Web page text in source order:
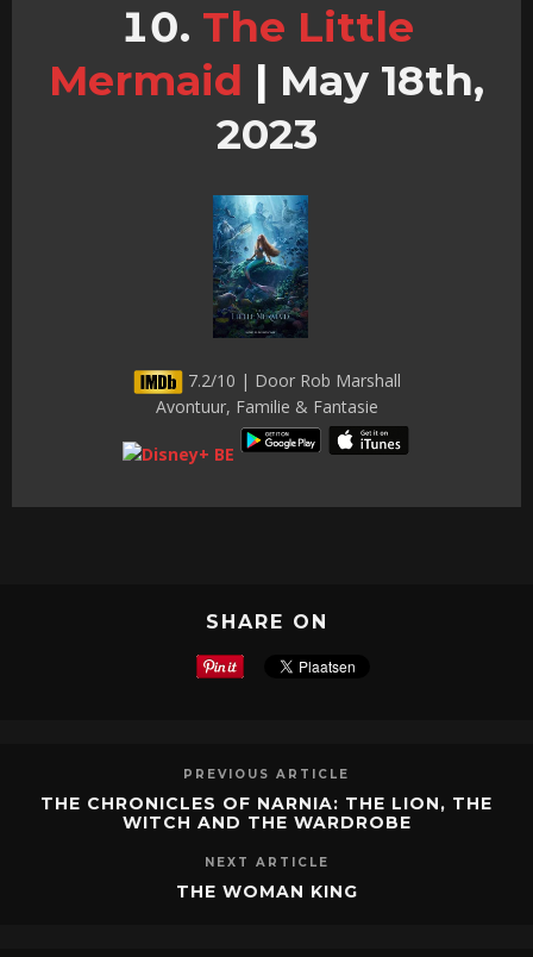
The Little
Mermaid | May 18th,
2023
7.2/10 | Door Rob Marshall
Avontuur, Familie & Fantasie
SHARE ON
PREVIOUS ARTICLE
THE CHRONICLES OF NARNIA: THE LION, THE
WITCH AND THE WARDROBE
NEXT ARTICLE
THE WOMAN KING